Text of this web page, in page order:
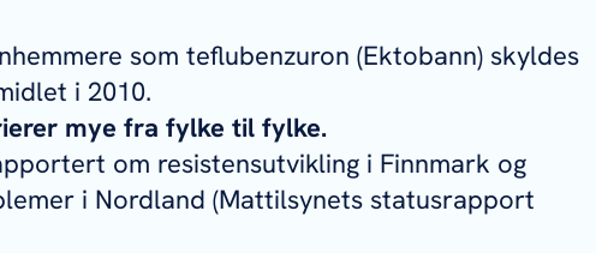
som teflubenzuron (Ektobann) skyldes
i 2010.
mye fra fylke til fylke.
om resistensutvikling i Finnmark og
i Nordland (Mattilsynets statusrapport